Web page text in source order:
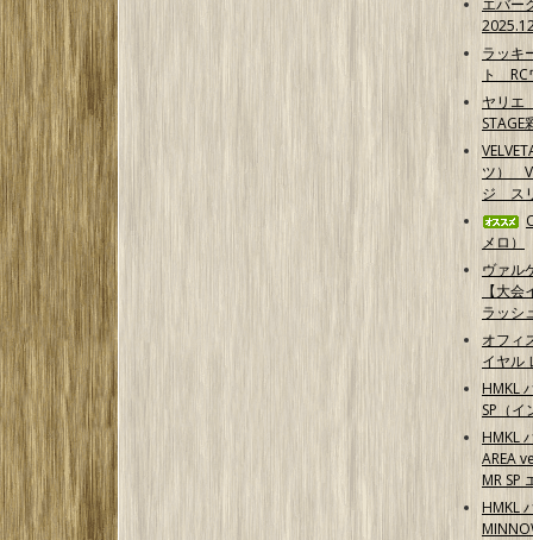
ラッキ
ト RC
ヤリエ
ツ）
ジ ス
メロ）
ヴァル
【大
ラッシ
オフィ
イヤル
HMKL
SP（イ
HMKL
AREA
MR SP
HMKL